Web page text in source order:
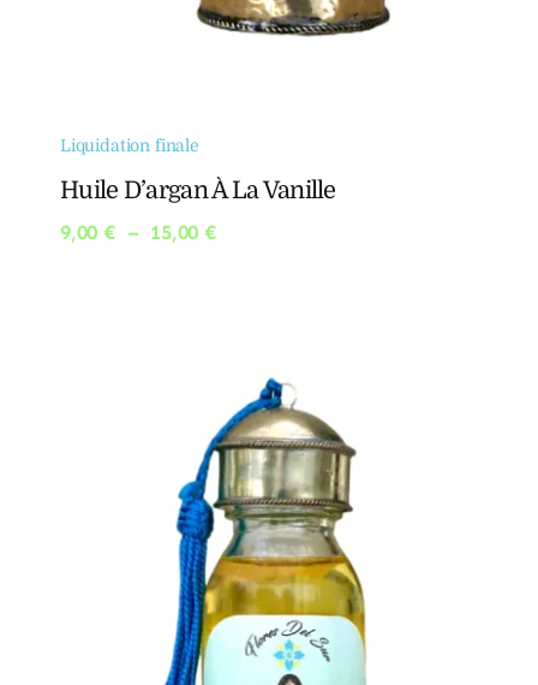
Liquidation finale
Huile D’argan À La Vanille
9,00€ – 15,00€Plage